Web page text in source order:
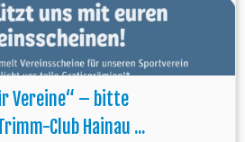
Vereine“ – bitte
Club Hainau ...